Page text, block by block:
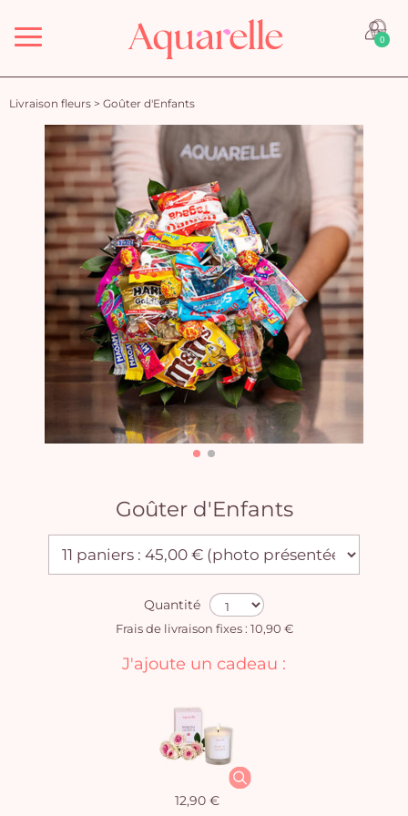
Menu 0
Livraison fleurs > Goûter d'Enfants
Goûter d'Enfants
Quantité
Frais de livraison fixes : 10,90 €
J'ajoute un cadeau :
12,90 €